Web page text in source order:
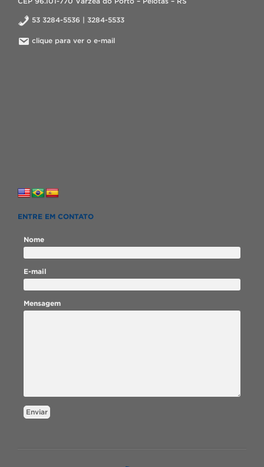
53 3284-5536 | 3284-5533
clique para ver o e-mail
ENTRE EM CONTATO
Nome
E-mail
Mensagem
Enviar